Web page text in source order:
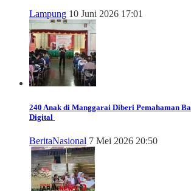
Lampung 10 Juni 2026 17:01
240 Anak di Manggarai Diberi Pemahaman
Digital
BeritaNasional 7 Mei 2026 20:50